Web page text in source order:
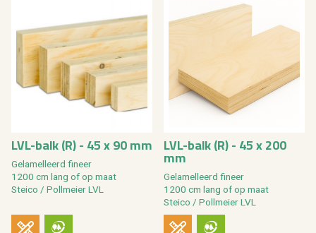
LVL-balk (R) - 45 x 90 mm
Ge­la­mel­leerd fi­neer
1200 cm lang of op maat
Stei­co / Poll­mei­er LVL
LVL-balk (R) - 45 x 200
mm
Ge­la­mel­leerd fi­neer
1200 cm lang of op maat
Stei­co / Poll­mei­er LVL